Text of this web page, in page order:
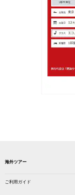
海外ツアー
ご利用ガイド